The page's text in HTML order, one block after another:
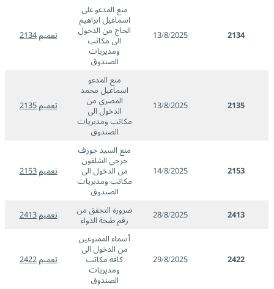
2134
13/8/2025
منع المدعو على
اسماعيل ابراهيم
الحاج من الدخول
الى مكاتب
ومديريات
الصندوق
تعميم 2134
2135
13/8/2025
منع المدعو
اسماعيل محمد
المصري من
الدخول الى
مكاتب ومديريات
الصندوق
تعميم 2135
2153
14/8/2025
منع السيد جوزف
جرجي الشلفون
من الدخول الى
مكاتب ومديريات
الصندوق
تعميم 2153
2413
28/8/2025 ضرورة التحقق من
رقم طبخة الدواء تعميم 2413
2422
29/8/2025
أسماء الممنوعين
من الدخول الى
كافة مكاتب
ومديريات
الصندوق
تعميم 2422